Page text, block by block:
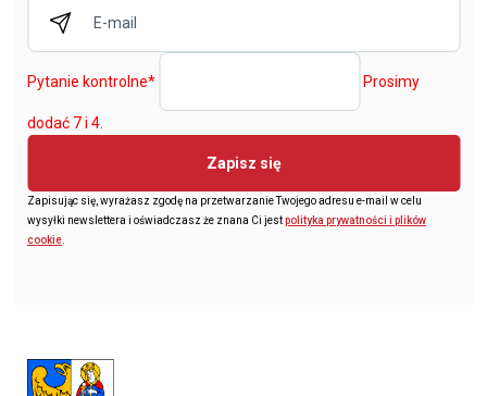
Pytanie kontrolne* Prosimy
dodać 7 i 4.
Zapisz się
Zapisując się, wyrażasz zgodę na przetwarzanie Twojego adresu e-mail w celu
wysyłki newslettera i oświadczasz że znana Ci jestpolityka prywatności i plików
cookie.